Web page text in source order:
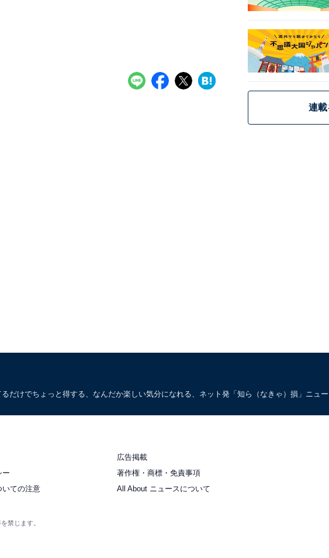
連載
だけでちょっと得する、なんだか楽しい気分になれる、ネット発「知ら（なきゃ）損」ニュー
広告掲載
ー
著作権・商標・免責事項
いての注意
All About ニュースについて
禁じます。